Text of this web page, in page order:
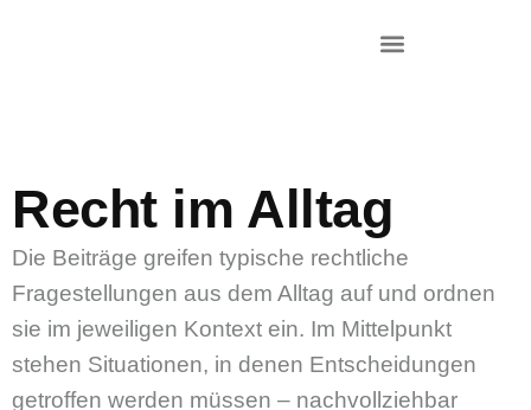
Recht im Alltag
Die Beiträge greifen typische rechtliche
Fragestellungen aus dem Alltag auf und ordnen
sie im jeweiligen Kontext ein. Im Mittelpunkt
stehen Situationen, in denen Entscheidungen
getroffen werden müssen – nachvollziehbar